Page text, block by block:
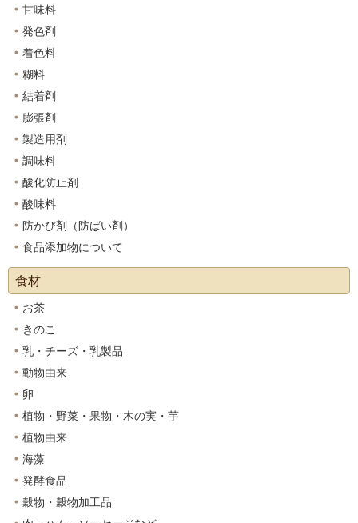
甘味料
発色剤
着色料
糊料
結着剤
膨張剤
製造用剤
調味料
酸化防止剤
酸味料
防かび剤（防ばい剤）
食品添加物について
食材
お茶
きのこ
乳・チーズ・乳製品
動物由来
卵
植物・野菜・果物・木の実・芋
植物由来
海藻
発酵食品
穀物・穀物加工品